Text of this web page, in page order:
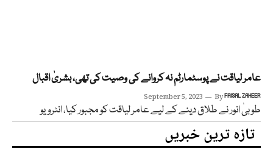
عامر لیاقت نے پوسٹمارٹم نہ کروانے کی وصیت کی تھی، بشریٰ اقبال
September 5, 2023 ByFAISAL ZAHEER
طوبیٰ انور نے طلاق دینے کے لیے عامر لیاقت کو مجبور کیا، انٹرویو
تازہ ترین خبریں